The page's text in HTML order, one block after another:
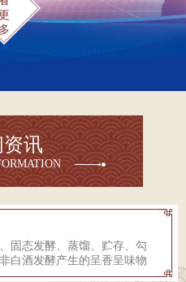
更
多
讯
固态发酵、蒸馏、贮存、勾
白酒发酵产生的呈香呈味物
粮酿造、不添加任何添加剂